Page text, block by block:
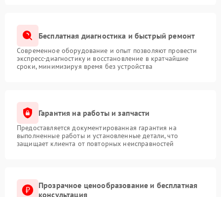
Бесплатная диагностика и быстрый ремонт
Современное оборудование и опыт позволяют провести
экспресс-диагностику и восстановление в кратчайшие
сроки, минимизируя время без устройства
Гарантия на работы и запчасти
Предоставляется документированная гарантия на
выполненные работы и установленные детали, что
защищает клиента от повторных неисправностей
Прозрачное ценообразование и бесплатная
консультация